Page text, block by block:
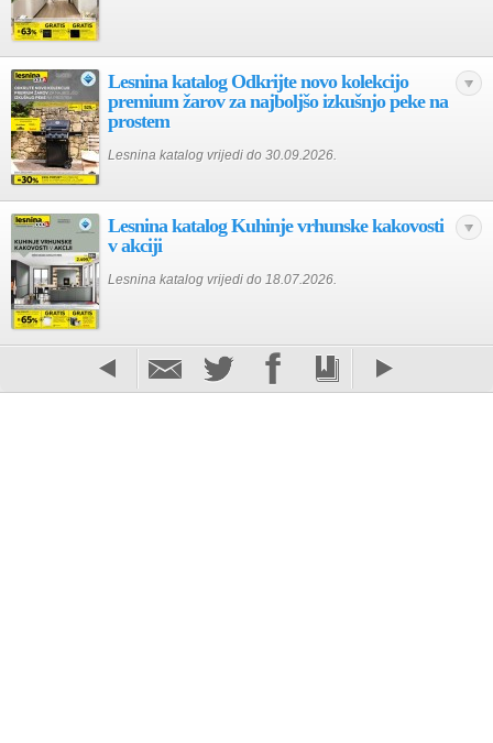
Lesnina katalog Odkrijte novo kolekcijo
premium žarov za najboljšo izkušnjo peke na
prostem
Lesnina katalog vrijedi do 30.09.2026.
Lesnina katalog Kuhinje vrhunske kakovosti
v akciji
Lesnina katalog vrijedi do 18.07.2026.